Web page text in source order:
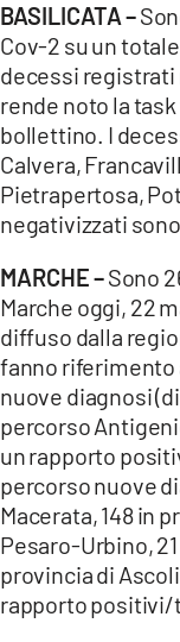
BASILICATA –
Cov-2 su un
decessi registrati
rende noto la
bollettino. I
Calvera,
Pietrapertosa,
negativizzati sono
MARCHE –Sono
Marche oggi, 22
diffuso dalla
fanno riferimento
nuove diagnosi
percorso
un rapporto
percorso nuove
Macerata, 148 in
Pesaro-Urbino,
provincia di
rapporto positivi/